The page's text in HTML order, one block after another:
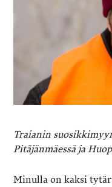
Traianin
Pitäjänmäessä ja
Minulla on kaksi